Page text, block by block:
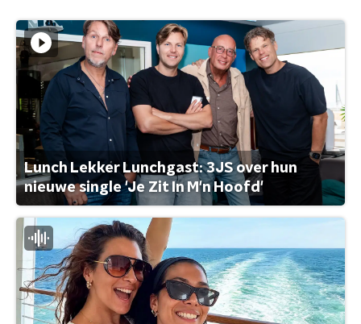
Lunch Lekker Lunchgast: 3JS over hun
nieuwe single 'Je Zit In M'n Hoofd'